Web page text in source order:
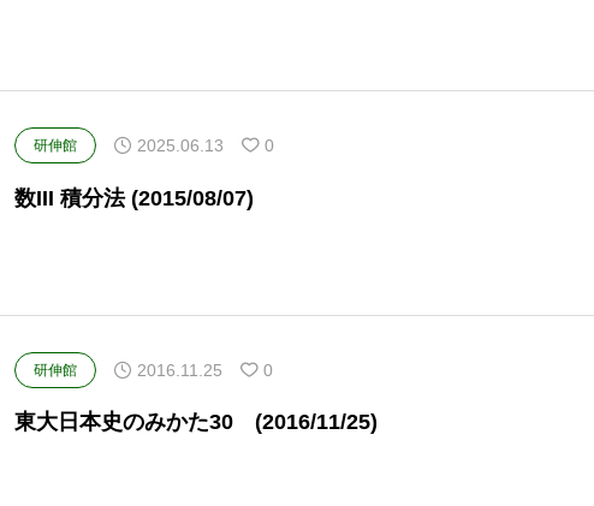
研伸館 2025.06.13 0
数III 積分法 (2015/08/07)
研伸館 2016.11.25 0
東大日本史のみかた30 (2016/11/25)